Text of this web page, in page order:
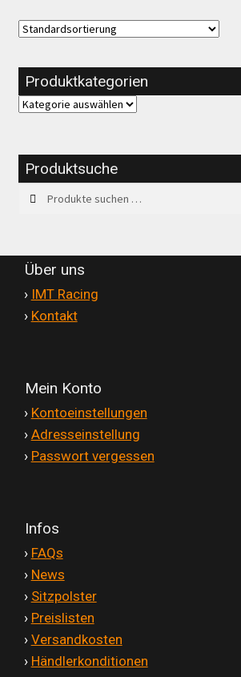
Produktkategorien
Produktsuche
nach:
Suchen
Über uns
› IMT Racing
› Kontakt
Mein Konto
› Kontoeinstellungen
› Adresseinstellung
› Passwort vergessen
Infos
› FAQs
› News
› Sitzpolster
› Preislisten
› Versandkosten
› Händlerkonditionen